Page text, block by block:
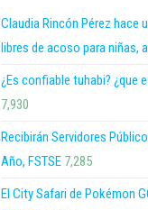
Claudia Rincón Pérez hace
libres de acoso para niñas,
¿Es confiable tuhabi? ¿que
7,930
Recibirán Servidores
Año, FSTSE 7,285
El City Safari de Pokémon